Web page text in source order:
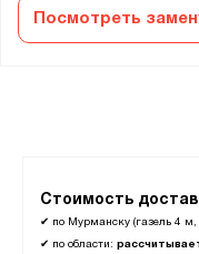
Стоимость
✔ по Мурманску (газель 4 м,
✔ по области:
Посмотреть